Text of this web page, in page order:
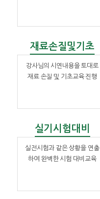
재료손질및기초
강사님의 시연내용을 토대로
재료 손질 및 기초교육 진행
실기시험대비
실전시험과 같은 상황을 연출
하여 완벽한 시험 대비교육